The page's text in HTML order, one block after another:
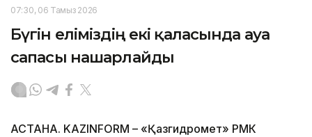
07:30, 06 Тамыз 2026
Бүгін еліміздің екі қаласында ауа
сапасы нашарлайды
АСТАНА. KAZINFORM – «Қазгидромет» РМК